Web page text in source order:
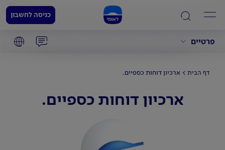
פרטיים
כניסה לחשבון
דף הבית ארכיון דוחות כספיים.
ארכיון דוחות כספיים.